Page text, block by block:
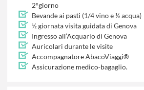
2°giorno
Bevande ai pasti (1/4 vino e ½ acqua)
½ giornata visita guidata di Genova
Ingresso all’Acquario di Genova
Auricolari durante le visite
Accompagnatore AbacoViaggi®
Assicurazione medico-bagaglio.